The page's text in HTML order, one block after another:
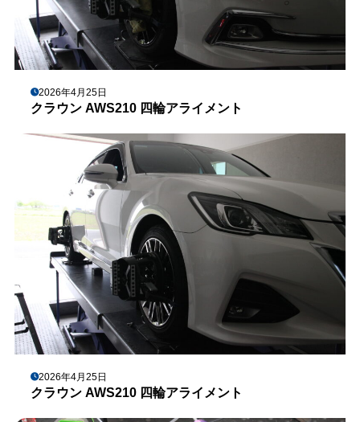
2026年4月25日
クラウン AWS210 四輪アライメント
2026年4月25日
クラウン AWS210 四輪アライメント